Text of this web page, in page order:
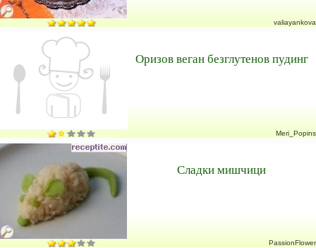
valiayankova
Оризов веган безглутенов пудинг
Meri_Popins
Сладки мишчици
PassionFlower